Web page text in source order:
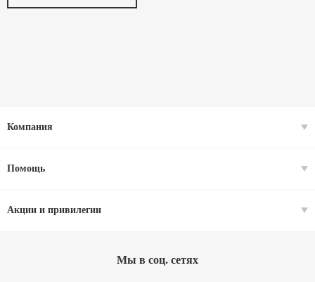
Компания
Помощь
Акции и привилегии
Мы в соц. cетях